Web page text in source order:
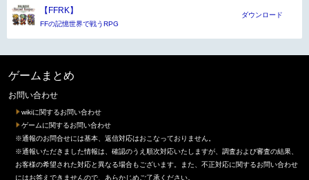
【FFRK】
FFの記憶世界で戦うRPG
ダウンロード
ゲームまとめ
お問い合わせ
wikiに関するお問い合わせ
ゲームに関するお問い合わせ
※通報のお問合せには基本、返信対応はおこなっておりません。
※通報いただきました情報は、確認のうえ順次対応いたしますが、調査および審査の結果、
お客様の希望された対応と異なる場合もございます。また、不正対応に関するお問い合わせ
にはお答えできませんので、あらかじめご了承ください。